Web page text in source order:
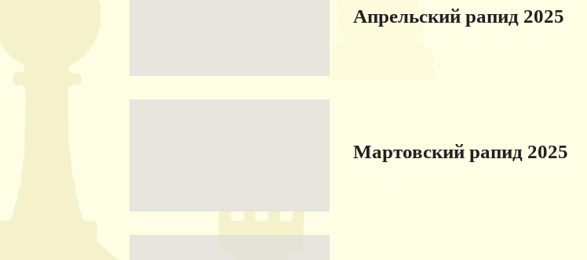
Апрельский рапид 2025
Мартовский рапид 2025